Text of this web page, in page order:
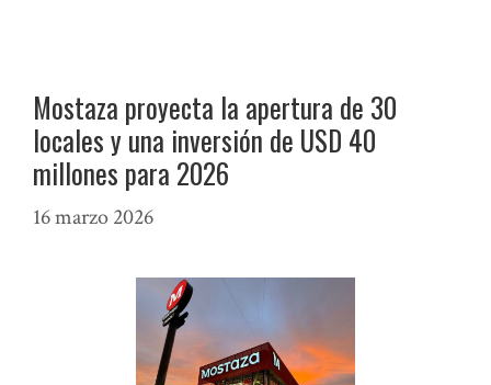
Mostaza proyecta la apertura de 30
locales y una inversión de USD 40
millones para 2026
16 marzo 2026